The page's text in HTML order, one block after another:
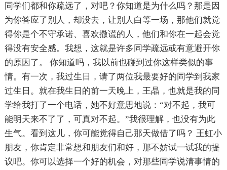
同学们都和你疏远了，对吧？你知道是为什么吗？那是因
为你答应了别人，却没去，让别人白等一场，那他们就觉
得你是个不守承诺、喜欢撒谎的人，他们和你在一起会觉
得没有安全感。我想，这就是许多同学疏远或有意避开你
的原因了。 你知道吗，我以前也碰到过你这样类似的事
情。有一次，我过生日，请了两位我最要好的同学到我家
过生日。就在我生日的前一天晚上，王晶，也就是我的同
学给我打了一个电话，她不好意思地说：“对不起，我可
能明天来不了了，可真对不起。”我很理解，也没有为此
生气。看到这儿，你可能觉得自己那天做借了吗？ 王虹小
朋友，你肯定非常想和朋友们和好，那不妨试一试我的提
议吧。你可以选择一个好的机会，对那些同学说清事情的